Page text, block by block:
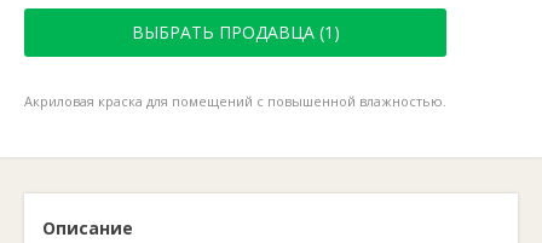
ВЫБРАТЬ ПРОДАВЦА (1)
Акриловая краска для помещений с повышенной влажностью.
Описание